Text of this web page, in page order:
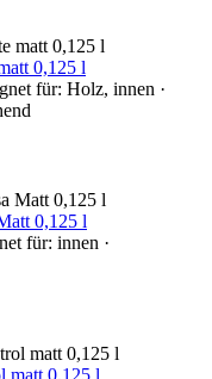
0,125 l
für: Holz, innen ·
0,125 l
für: innen ·
matt 0,125 l